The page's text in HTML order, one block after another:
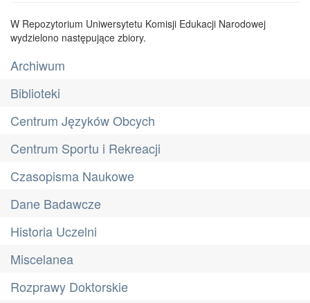
W Repozytorium Uniwersytetu Komisji Edukacji Narodowej
wydzielono następujące zbiory.
Archiwum
Biblioteki
Centrum Języków Obcych
Centrum Sportu i Rekreacji
Czasopisma Naukowe
Dane Badawcze
Historia Uczelni
Miscelanea
Rozprawy Doktorskie